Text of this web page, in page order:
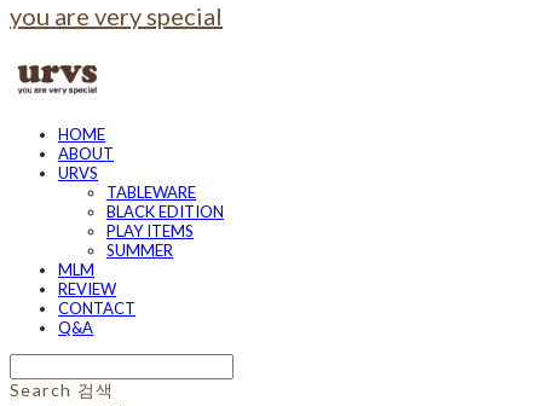
you are very special
HOME
ABOUT
URVS
TABLEWARE
BLACK EDITION
PLAY ITEMS
SUMMER
MLM
REVIEW
CONTACT
Q&A
Search 검색